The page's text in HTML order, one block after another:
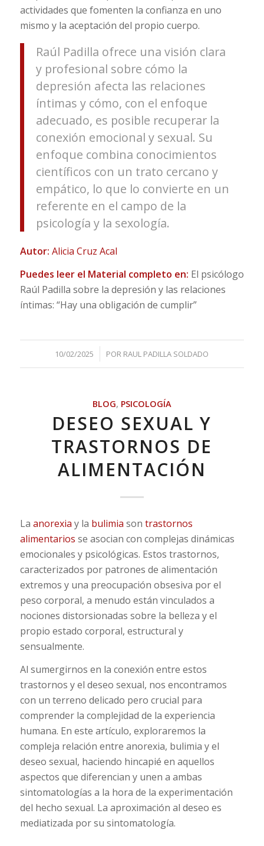
actividades que fomenten la confianza en uno
mismo y la aceptación del propio cuerpo.
Raúl Padilla ofrece una visión clara
y profesional sobre cómo la
depresión afecta las relaciones
íntimas y cómo, con el enfoque
adecuado, es posible recuperar la
conexión emocional y sexual. Su
enfoque combina conocimientos
científicos con un trato cercano y
empático, lo que lo convierte en un
referente en el campo de la
psicología y la sexología.
Autor: Alicia Cruz Acal
Puedes leer el Material completo en: El psicólogo
Raúl Padilla sobre la depresión y las relaciones
íntimas: “Hay una obligación de cumplir”
10/02/2025
/ POR RAUL PADILLA SOLDADO
BLOG, PSICOLOGÍA
DESEO SEXUAL Y
TRASTORNOS DE
ALIMENTACIÓN
La anorexia y la bulimia son trastornos
alimentarios se asocian con complejas dinámicas
emocionales y psicológicas. Estos trastornos,
caracterizados por patrones de alimentación
extremos y una preocupación obsesiva por el
peso corporal, a menudo están vinculados a
nociones distorsionadas sobre la belleza y el
propio estado corporal, estructural y
sensualmente.
Al sumergirnos en la conexión entre estos
trastornos y el deseo sexual, nos encontramos
con un terreno delicado pero crucial para
comprender la complejidad de la experiencia
humana. En este artículo, exploraremos la
compleja relación entre anorexia, bulimia y el
deseo sexual, haciendo hincapié en aquellos
aspectos que diferencian y unen a ambas
sintomatologías a la hora de la experimentación
del hecho sexual. La aproximación al deseo es
mediatizada por su sintomatología.